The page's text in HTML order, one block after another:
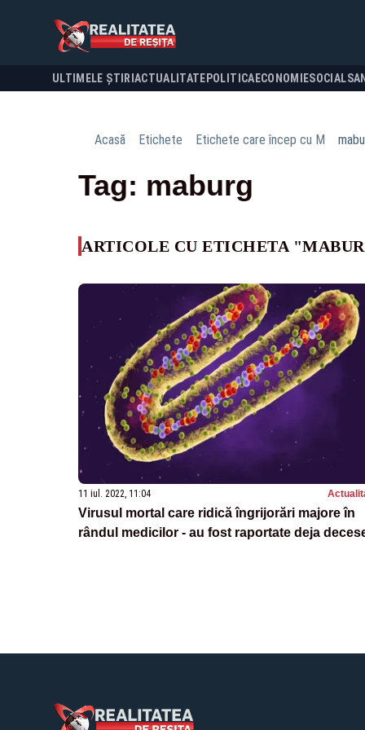
ULTIMELE ȘTIRI ACTUALITATE POLITICA ECONOMIESOCIAL
Acasă Etichete Etichete care încep cu M
Tag: maburg
ARTICOLE CU ETICHETA
11 iul. 2022, 11:04
Virusul mortal care ridică îngrijorări majore în
rândul medicilor - au fost raportate deja